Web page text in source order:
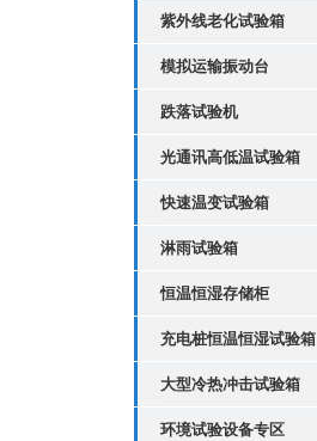
紫外线老化试验箱
模拟运输振动台
跌落试验机
光通讯高低温试验箱
快速温变试验箱
淋雨试验箱
恒温恒湿存储柜
充电桩恒温恒湿试验箱
大型冷热冲击试验箱
环境试验设备专区